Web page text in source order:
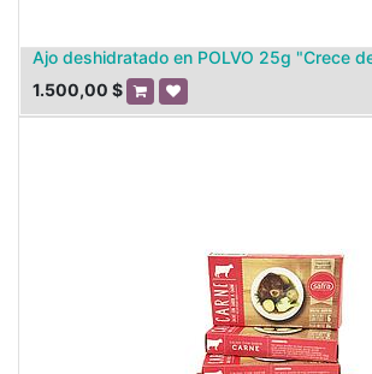
Ajo deshidratado en POLVO 25g "Crece
1.500,00 $